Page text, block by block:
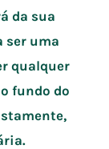
da sua
ser uma
qualquer
fundo do